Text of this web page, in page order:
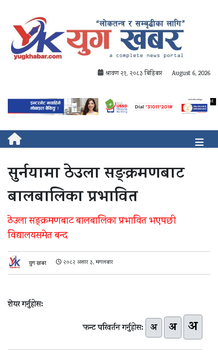
श्रावण २१, २०८३ बिहिबार August 6, 2026
सुर्नयामा ठेउला सङ्क्रमणबाट
बालबालिका प्रभावित
ठेउला सङ्क्रमणबाट बालबालिका प्रभावित भएपछी
विद्यालयसमेत बन्द
युग खबर २०८२ असार ३, मंगलबार
शेयर गर्नुहोस:
फन्ट परिवर्तन गर्नुहोस: अ अ अ